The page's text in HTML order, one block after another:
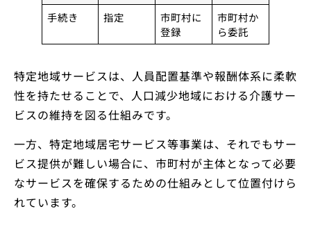
手続き 指定
市町村に
登録
市町村か
ら委託
特定地域サービスは、人員配置基準や報酬体系に柔軟
性を持たせることで、人口減少地域における介護サー
ビスの維持を図る仕組みです。
一方、特定地域居宅サービス等事業は、それでもサー
ビス提供が難しい場合に、市町村が主体となって必要
なサービスを確保するための仕組みとして位置付けら
れています。